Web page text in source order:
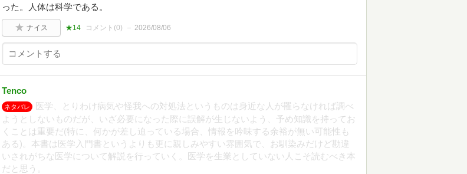
った。人体は科学である。
ナイス ★14 コメント(0) 2026/08/06
Tenco
ネタバレ
医学、とりわけ病気や怪我への対処法というものは身近な人が罹らなければ調べ
ようとしないものだが、いざ必要になった際に誤解が生じないよう、予め知識を持ってお
くことは重要だ(特に、何かが差し迫っている場合、情報を吟味する余裕が無い可能性も
ある)。本書は医学入門書というよりも更に親しみやすい雰囲気で、お馴染みだけど勘違
いされがちな医学について解説を行っていく。医学を生業としていない人こそ読むべき本
だと思う。